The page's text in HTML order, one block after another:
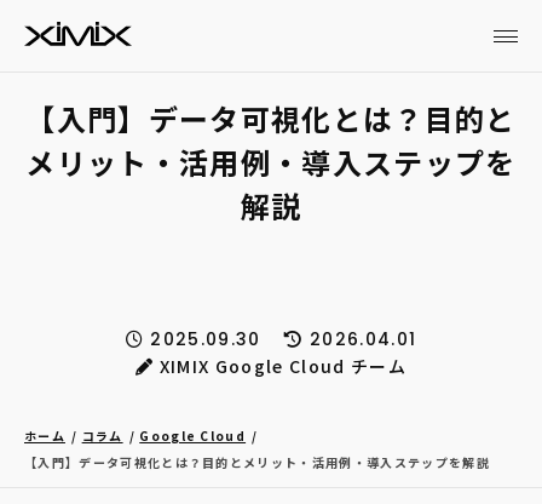
【入門】データ可視化とは？目的と
メリット・活用例・導入ステップを
解説
2025.09.30
2026.04.01
XIMIX Google Cloud チーム
ホーム コラム
Google Cloud
【入門】データ可視化とは？目的とメリット・活用例・導入ステップを解説